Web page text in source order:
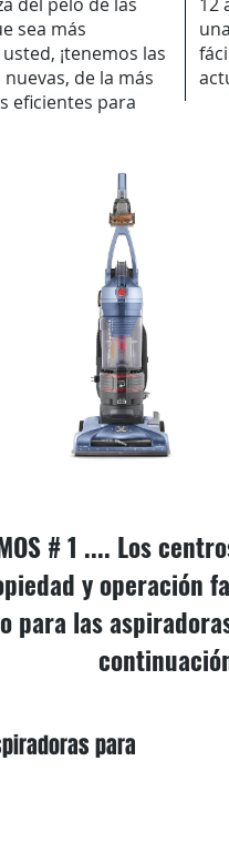
sea más
¡tenemos las
de la más
eficientes para
# 1 .... Los
y operación
para las
para